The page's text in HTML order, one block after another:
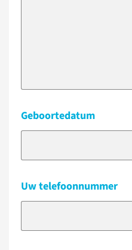
Geboortedatum
Uw telefoonnummer